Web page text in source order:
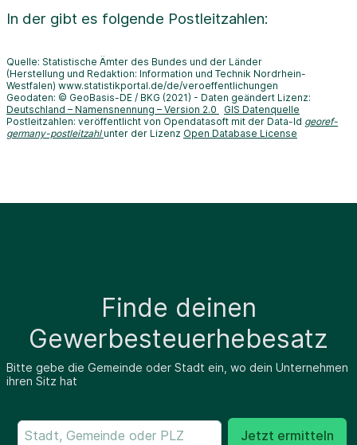
In der gibt es folgende Postleitzahlen:
Quelle: Statistische Ämter des Bundes und der Länder
(Herstellung und Redaktion: Information und Technik Nordrhein-
Westfalen) www.statistikportal.de/de/veroeffentlichungen
Geodaten: © GeoBasis-DE / BKG (2021) - Daten geändert Lizenz:
Deutschland – Namensnennung – Version 2.0
GIS Datenquelle
Postleitzahlen: veröffentlicht von Opendatasoft mit der Data-Id georef-
germany-postleitzahl unter der Lizenz Open Database License
Finde deinen
Gewerbesteuerhebesatz
Bitte gebe die Gemeinde oder Stadt ein, wo dein Unternehmen
ihren Sitz hat
Jetzt ermitteln